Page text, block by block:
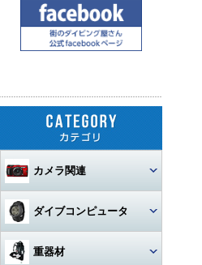
カメラ関連
セット
カメラ本体
ダイブコンピュータ
ウォッチタイプ
重器材